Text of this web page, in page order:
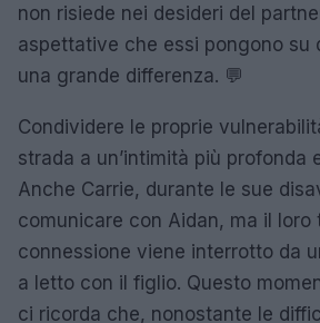
non risiede nei desideri del
aspettative che essi pongono su
una grande differenza. 💬
Condividere le proprie
strada a un’intimità più profonda
Anche Carrie, durante le sue
comunicare con Aidan, ma il loro
connessione viene interrotto da
a letto con il figlio. Questo
ci ricorda che, nonostante le